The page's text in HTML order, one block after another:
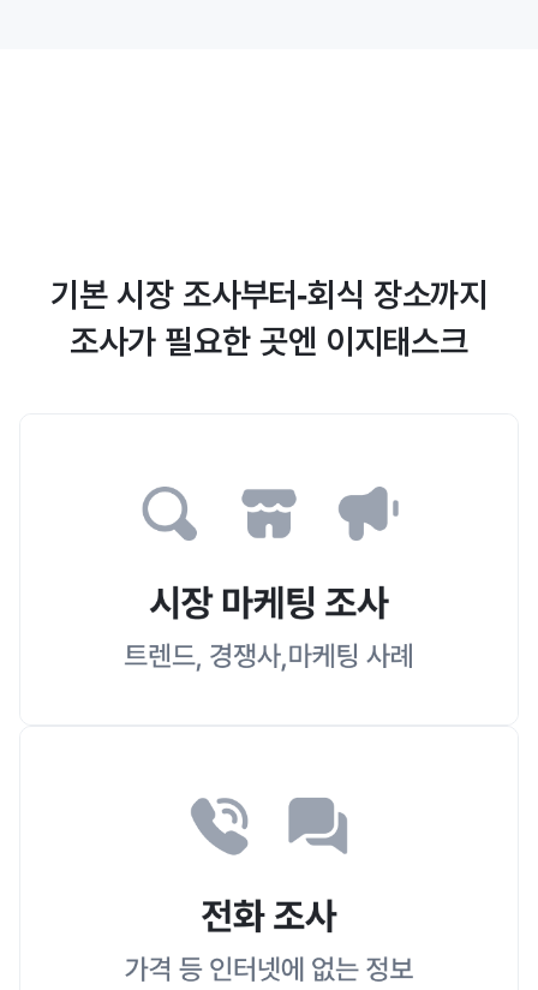
기본 시장 조사부터-회식 장소까지
조사가 필요한 곳엔 이지태스크